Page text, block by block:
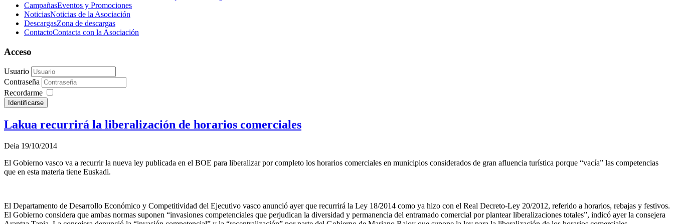
CampañasEventos y Promociones
NoticiasNoticias de la Asociación
DescargasZona de descargas
ContactoContacta con la Asociación
Acceso
Usuario
Contraseña
Recordarme
Identificarse
Lakua recurrirá la liberalización de horarios comerciales
Deia 19/10/2014
El Gobierno vasco va a recurrir la nueva ley publicada en el BOE para liberalizar por completo los horarios comerciales en municipios considerados de gran afluencia turística porque “vacía” las competencias
que en esta materia tiene Euskadi.
El Departamento de Desarrollo Económico y Competitividad del Ejecutivo vasco anunció ayer que recurrirá la Ley 18/2014 como ya hizo con el Real Decreto-Ley 20/2012, referido a horarios, rebajas y festivos.
El Gobierno considera que ambas normas suponen “invasiones competenciales que perjudican la diversidad y permanencia del entramado comercial por plantear liberalizaciones totales”, indicó ayer la consejera